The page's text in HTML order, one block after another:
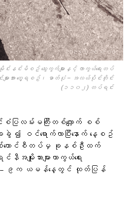
မိုင်းနင်းမိစဥ် သွေးကွက်များနှင့် ကာကွယ်ရေးတပ်
များအား တွေ့ရစဥ်၊ ဓာတ်ပုံ – အလယ်ပိုင်းတိုင်း
(၁၁၀၂) တပ်ရင်း
ပြလမ်းမကြီးတစ်လျှောက် စစ်
ခွဲ ၍ ဝင်ရောက်လာပြီးနောက် နေ့စဥ်
စ်ကောင်စီတပ်မှ ခုနစ်ဦးထက်
နီအမျိုးသားများကာကွယ်ရေး
– ၉က ယမန်နေ့တွင် ထုတ်ပြန်